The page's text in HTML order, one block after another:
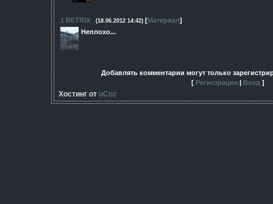
1 RETRIX (18.06.2012 14:42) [Материал]
Неплохо...
Добавлять комментарии могут только
[ Регистрация Вход ]
Хостинг от uCoz